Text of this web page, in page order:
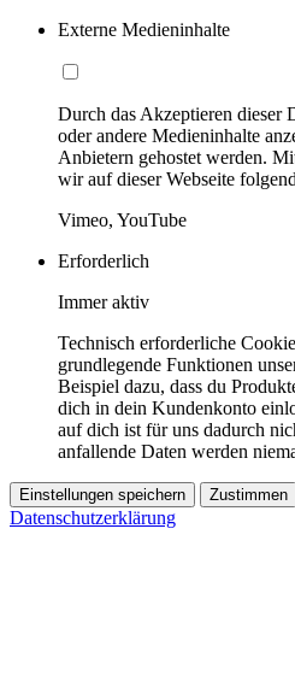
Externe Medieninhalte
Durch das Akzeptieren dieser
oder andere Medieninhalte
Anbietern gehostet werden.
wir auf dieser Webseite
Vimeo, YouTube
Erforderlich
Immer aktiv
Technisch erforderliche
grundlegende Funktionen
Beispiel dazu, dass du
dich in dein Kundenkonto
auf dich ist für uns dadurch
anfallende Daten werden
Einstellungen speichern Zustimmen
Datenschutzerklärung